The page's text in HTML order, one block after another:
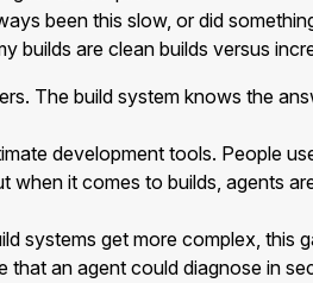
been this slow, or did
builds are clean builds versus
The build system knows the
development tools. People
when it comes to builds, agents
systems get more complex, this
that an agent could diagnose in